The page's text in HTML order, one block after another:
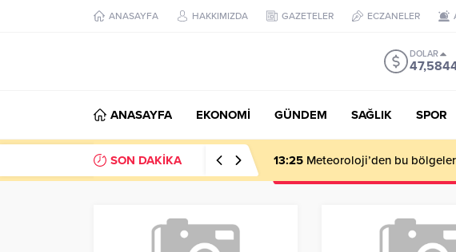
ANASAYFA HAKKIMIZDA GAZETELER ECZANELER
DOLAR
ANASAYFA EKONOMİ GÜNDEM SAĞLIK SPOR
SON DAKİKA 13:25 Meteoroloji’den bu